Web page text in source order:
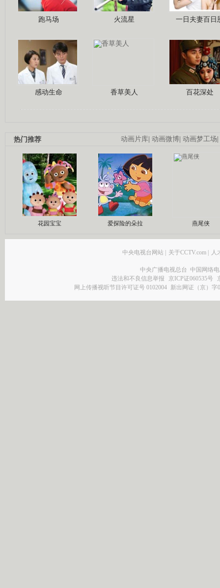
跑马场 火流星 一日夫妻百日
感动生命 香草美人 百花深处
动画片库| 动画微博| 动画梦工场|
热门推荐
花园宝宝 爱探险的朵拉 燕尾侠
中央电视台网站 | 关于CCTV.com | 人
中央广播电视总台 中国网络
违法和不良信息举报
京ICP证060535号
网上传播视听节目许可证号 0102004 新出网证（京）